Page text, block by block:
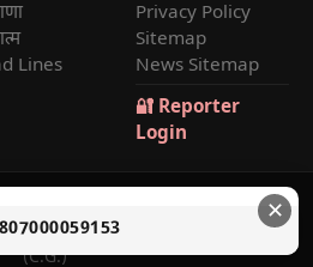
Lines
Privacy Policy
Sitemap
News Sitemap
🔐 Reporter
Login
सर्वाधिकार सुरक्षित | Sole Proprietor:
No. 4622012201006321, Raipur
(C.G.)
✕